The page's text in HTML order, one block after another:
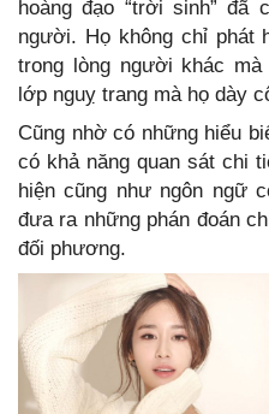
hoàng đạo “trời sinh” đã
người. Họ không chỉ phát
trong lòng người khác
lớp nguỵ trang mà họ dày
Cũng nhờ có những hiểu
có khả năng quan sát chi
hiện cũng như ngôn ngữ
đưa ra những phán đoán
đối phương.